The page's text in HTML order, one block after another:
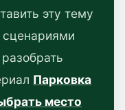
эту тему
сценариями
Парковка
место